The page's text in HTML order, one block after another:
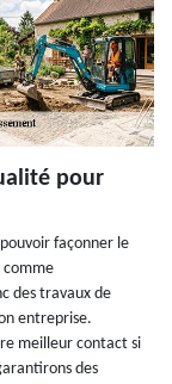
pour
façonner le
comme
des travaux de
entreprise.
meilleur contact si
des